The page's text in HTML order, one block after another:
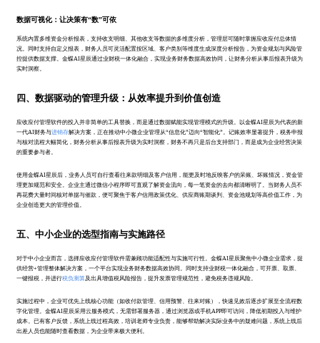
数据可视化：让决策有“数”可依
系统内置多维资金分析报表，支持收支明细、其他收支等数据的多维度分析，管理层可随时掌握应收应付总体情
况。同时支持自定义报表，财务人员可灵活配置按区域、客户类别等维度生成深度分析报告，为资金规划与风险管
控提供数据支撑。金蝶AI星辰通过业财税一体化融合，实现业务财务数据高效协同，让财务分析从事后报表升级为
实时洞察。
四、数据驱动的管理升级：从效率提升到价值创造
应收应付管理软件的投入并非简单的工具替换，而是通过数据赋能实现管理模式的升级。以金蝶AI星辰为代表的新
一代AI财务与进销存解决方案，正在推动中小微企业管理从“信息化”迈向“智能化”。记账效率显著提升，税务申报
与核对流程大幅简化，财务分析从事后报表升级为实时洞察，财务不再只是后台支持部门，而是成为企业经营决策
的重要参与者。
使用金蝶AI星辰后，业务人员可自行查看往来款明细及客户信用，能更及时地反映客户的呆账、坏账情况，资金管
理更加规范和安全。企业主通过微信小程序即可直观了解资金流向，每一笔资金的去向都清晰明了。当财务人员不
再花费大量时间核对单据与催款，便可聚焦于客户信用政策优化、供应商账期谈判、资金池规划等高价值工作，为
企业创造更大的管理价值。
五、中小企业的选型指南与实施路径
对于中小企业而言，选择应收应付管理软件需兼顾功能适配性与实施可行性。金蝶AI星辰聚焦中小微企业需求，提
供经营+管理整体解决方案，一个平台实现业务财务数据高效协同。同时支持业财税一体化融合，可开票、取票、
一键报税，并进行税负测算及出具增值税风险报告，提升发票管理规范性，避免税务违规风险。
实施过程中，企业可优先上线核心功能（如收付款管理、信用预警、往来对账），快速见效后逐步扩展至全流程数
字化管理。金蝶AI星辰采用云服务模式，无需部署服务器，通过浏览器或手机APP即可访问，降低初期投入与维护
成本。已有客户反馈，系统上线过程高效，培训老师专业负责，能够帮助解决实际业务中的疑难问题，系统上线后
出差人员也能随时查看数据，为企业带来极大便利。